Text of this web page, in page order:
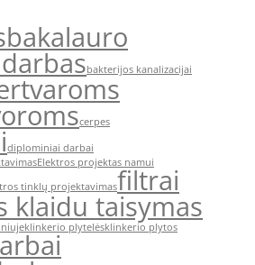
bakalauro
bakterijos kanalizacijai
cerpes
diplominiai darbai
Elektros projektas namui
tinklų projektavimasfiltrai
klaidu taisymas
klinkerio plytelėsklinkerio plytos